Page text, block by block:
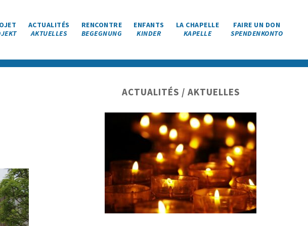
ACTUALITÉS
AKTUELLES
RENCONTRE
BEGEGNUNG
ENFANTS
KINDER
LA CHAPELLE
KAPELLE
FAIRE UN DON
SPENDENKONTO
principale
ACTUALITÉS / AKTUELLES